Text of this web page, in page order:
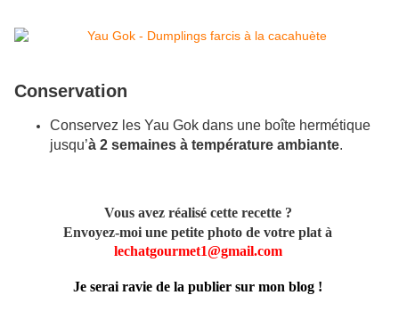
Conservation
Conservez les Yau Gok dans une boîte hermétique
jusqu’à 2 semaines à température ambiante.
Vous avez réalisé cette recette ?
Envoyez-moi une petite photo de votre plat à
lechatgourmet1@gmail.com
Je serai ravie de la publier sur mon blog !